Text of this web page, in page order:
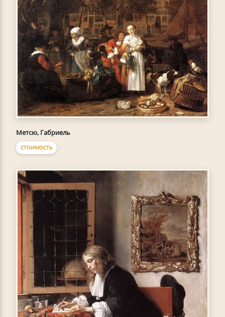
Метсю, Габриель
СТОИМОСТЬ